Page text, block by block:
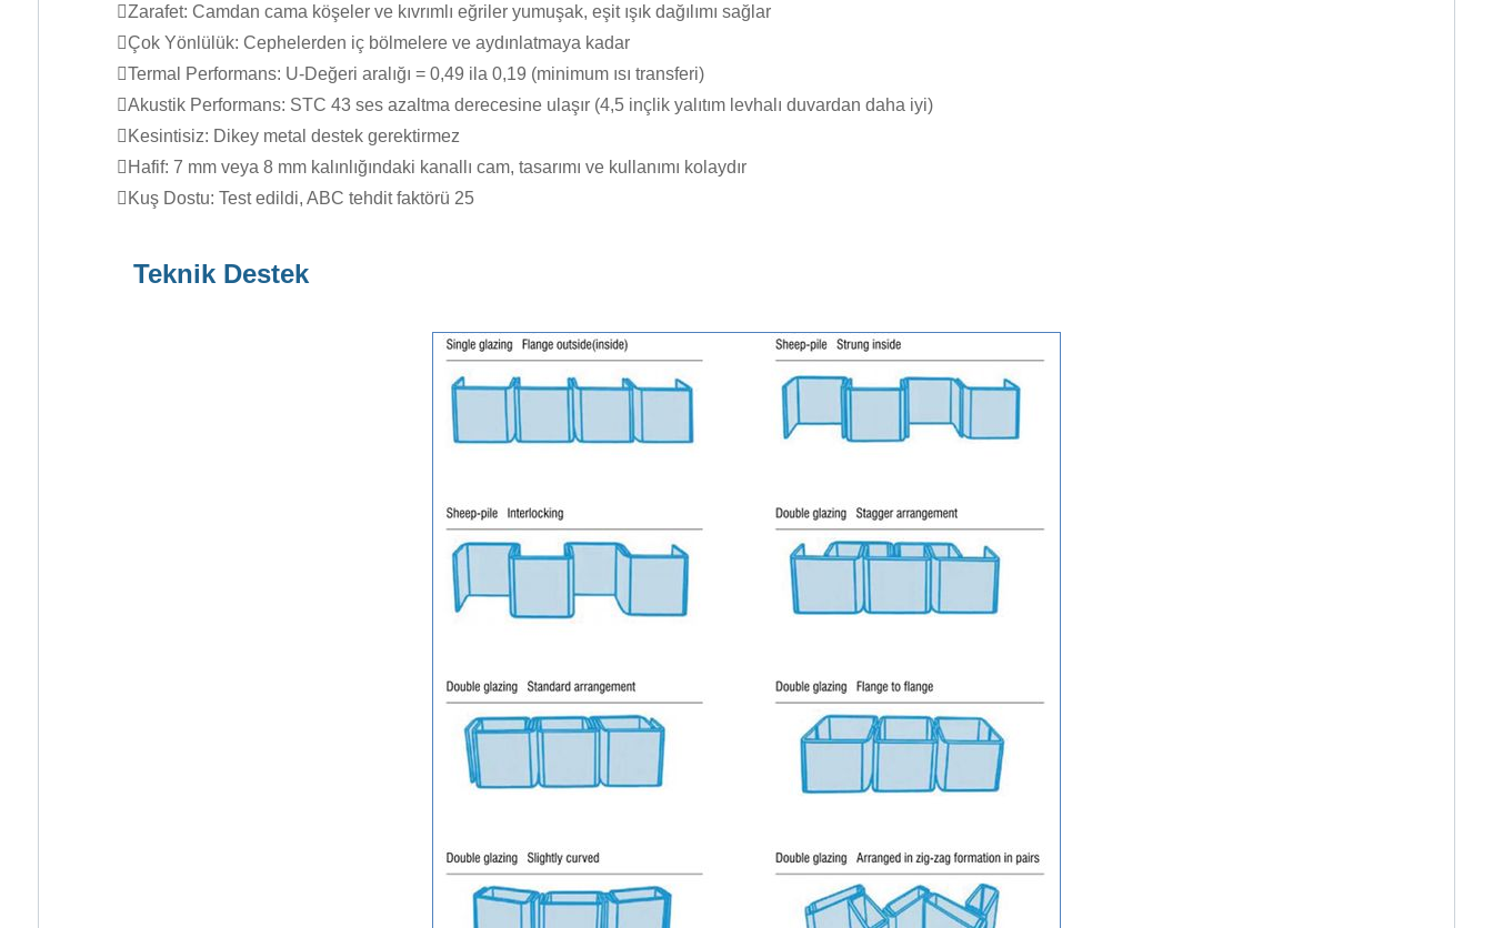
Zarafet: Camdan cama köşeler ve kıvrımlı eğriler yumuşak, eşit ışık dağılımı sağlar
Çok Yönlülük: Cephelerden iç bölmelere ve aydınlatmaya kadar
Termal Performans: U-Değeri aralığı = 0,49 ila 0,19 (minimum ısı transferi)
Akustik Performans: STC 43 ses azaltma derecesine ulaşır (4,5 inçlik yalıtım levhalı duvardan daha iyi)
Kesintisiz: Dikey metal destek gerektirmez
Hafif: 7 mm veya 8 mm kalınlığındaki kanallı cam, tasarımı ve kullanımı kolaydır
Kuş Dostu: Test edildi, ABC tehdit faktörü 25
Teknik Destek